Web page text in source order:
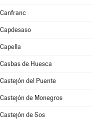
Canfranc
Capdesaso
Capella
Casbas de Huesca
Castejón del Puente
Castejón de Monegros
Castejón de Sos